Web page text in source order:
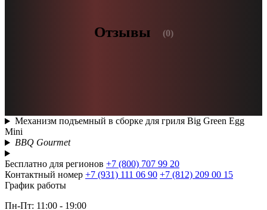
Отзывы (0)
Механизм подъемный в сборке для гриля Big Green Egg
Mini
BBQ Gourmet
Бесплатно для регионов +7 (800) 707 99 20
Контактный номер +7 (931) 111 06 90 +7 (812) 209 00 15
График работы
Пн-Пт: 11:00 - 19:00